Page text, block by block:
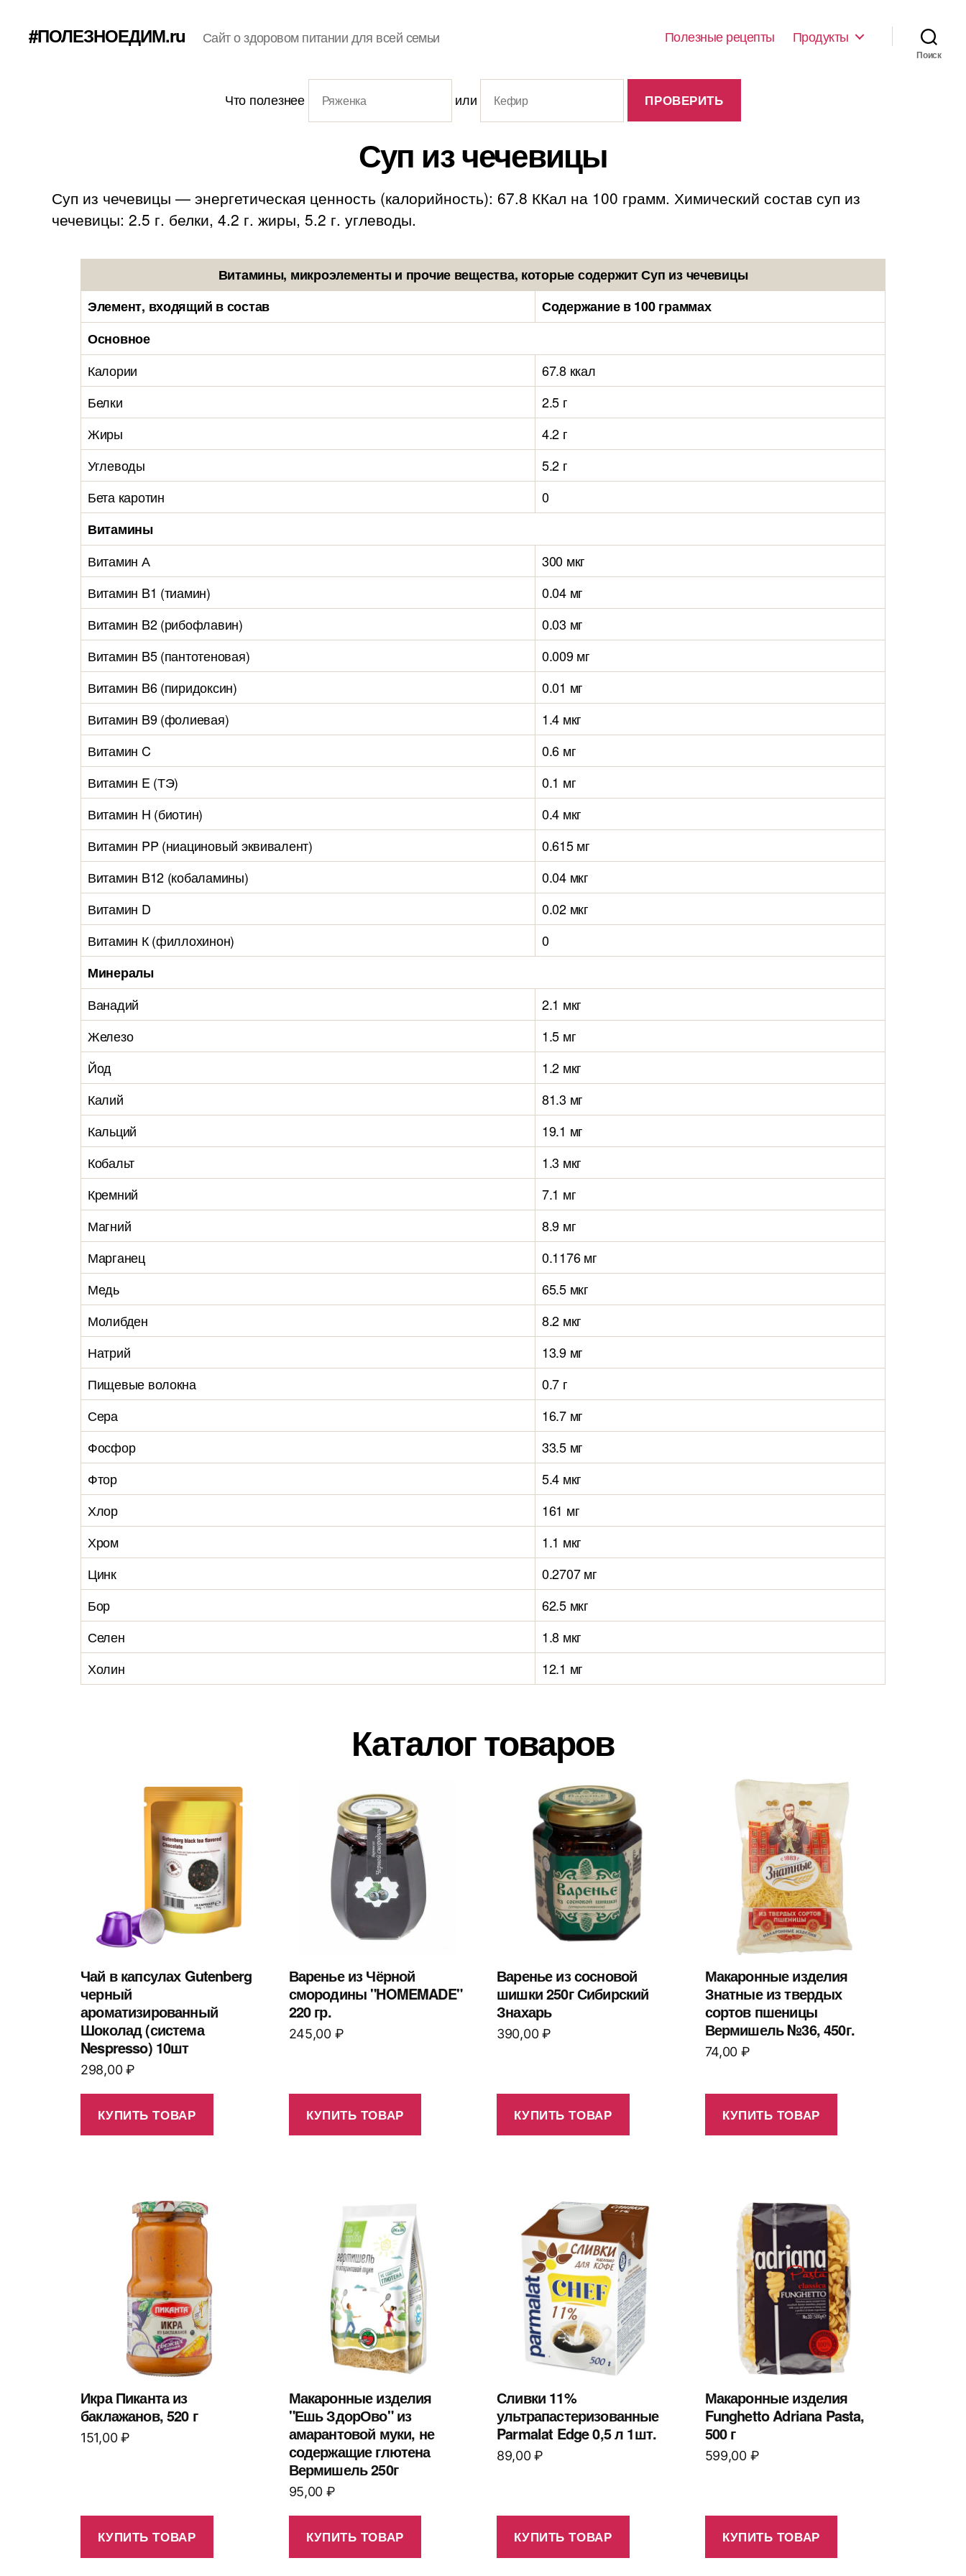
#ПОЛЕЗНОЕДИМ.ru Сайт о здоровом питании для всей семьи Полезные рецепты Продукты
Поиск
Что полезнее или
Суп из чечевицы
Суп из чечевицы — энергетическая ценность (калорийность): 67.8 ККал на 100 грамм. Химический состав суп из
чечевицы: 2.5 г. белки, 4.2 г. жиры, 5.2 г. углеводы.
Витамины, микроэлементы и прочие вещества, которые содержит Суп из чечевицы
Элемент, входящий в состав
Содержание в 100 граммах
Основное
Калории
67.8 ккал
Белки
2.5 г
Жиры
4.2 г
Углеводы
5.2 г
Бета каротин
0
Витамины
Витамин А
300 мкг
Витамин B1 (тиамин)
0.04 мг
Витамин B2 (рибофлавин)
0.03 мг
Витамин B5 (пантотеновая)
0.009 мг
Витамин B6 (пиридоксин)
0.01 мг
Витамин B9 (фолиевая)
1.4 мкг
Витамин C
0.6 мг
Витамин E (ТЭ)
0.1 мг
Витамин H (биотин)
0.4 мкг
Витамин PP (ниациновый эквивалент)
0.615 мг
Витамин B12 (кобаламины)
0.04 мкг
Витамин D
0.02 мкг
Витамин К (филлохинон)
0
Минералы
Ванадий
2.1 мкг
Железо
1.5 мг
Йод
1.2 мкг
Калий
81.3 мг
Кальций
19.1 мг
Кобальт
1.3 мкг
Кремний
7.1 мг
Магний
8.9 мг
Марганец
0.1176 мг
Медь
65.5 мкг
Молибден
8.2 мкг
Натрий
13.9 мг
Пищевые волокна
0.7 г
Сера
16.7 мг
Фосфор
33.5 мг
Фтор
5.4 мкг
Хлор
161 мг
Хром
1.1 мкг
Цинк
0.2707 мг
Бор
62.5 мкг
Селен
1.8 мкг
Холин
12.1 мг
Каталог товаров
Чай в капсулах Gutenberg
черный
ароматизированный
Шоколад (система
Nespresso) 10шт
298,00₽
КУПИТЬ ТОВАР
Варенье из Чёрной
смородины "HOMEMADE"
220 гр.
245,00 ₽
КУПИТЬ ТОВАР
Варенье из сосновой
шишки 250г Сибирский
Знахарь
390,00₽
КУПИТЬ ТОВАР
Макаронные изделия
Знатные из твердых
сортов пшеницы
Вермишель №36, 450г.
74,00 ₽
КУПИТЬ ТОВАР
Икра Пиканта из
баклажанов, 520 г
151,00₽
КУПИТЬ ТОВАР
Макаронные изделия
"Ешь ЗдорОво" из
амарантовой муки, не
содержащие глютена
Вермишель 250г
95,00 ₽
КУПИТЬ ТОВАР
Сливки 11%
ультрапастеризованные
Parmalat Edge 0,5 л 1шт.
89,00₽
КУПИТЬ ТОВАР
Макаронные изделия
Funghetto Adriana Pasta,
500 г
599,00 ₽
КУПИТЬ ТОВАР